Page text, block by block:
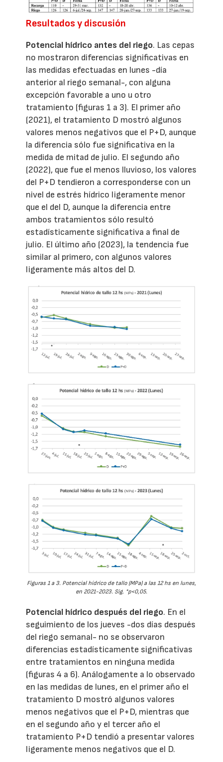
Resultados y discusión
Potencial hídrico antes del riego. Las cepas
no mostraron diferencias significativas en
las medidas efectuadas en lunes -día
anterior al riego semanal-, con alguna
excepción favorable a uno u otro
tratamiento (figuras 1 a 3). El primer año
(2021), el tratamiento D mostró algunos
valores menos negativos que el P+D, aunque
la diferencia sólo fue significativa en la
medida de mitad de julio. El segundo año
(2022), que fue el menos lluvioso, los valores
del P+D tendieron a corresponderse con un
nivel de estrés hídrico ligeramente menor
que el del D, aunque la diferencia entre
ambos tratamientos sólo resultó
estadísticamente significativa a final de
julio. El último año (2023), la tendencia fue
similar al primero, con algunos valores
ligeramente más altos del D.
Figuras 1 a 3. Potencial hídrico de tallo (MPa) a las 12 hs en lunes,
en 2021-2023. Sig. *p<0,05.
Potencial hídrico después del riego. En el
seguimiento de los jueves -dos días después
del riego semanal- no se observaron
diferencias estadísticamente significativas
entre tratamientos en ninguna medida
(figuras 4 a 6). Análogamente a lo observado
en las medidas de lunes, en el primer año el
tratamiento D mostró algunos valores
menos negativos que el P+D, mientras que
en el segundo año y el tercer año el
tratamiento P+D tendió a presentar valores
ligeramente menos negativos que el D.